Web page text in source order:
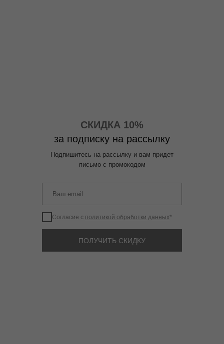
СКИДКА 10%
за подписку на рассылку
Подпишитесь на рассылку и вам придет
письмо с промокодом
Согласие с политикой обработки данных*
ПОЛУЧИТЬ СКИДКУ